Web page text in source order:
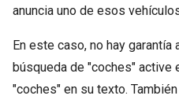
anuncia uno de esos
En este caso, no hay garantía
búsqueda de "coches" active
"coches" en su texto.